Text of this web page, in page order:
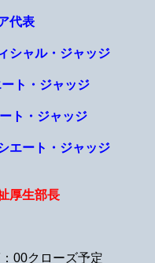
代表
シャル・ジャッジ
ト・ジャッジ
ト・ジャッジ
エート・ジャッジ
厚生部長
00クローズ予定